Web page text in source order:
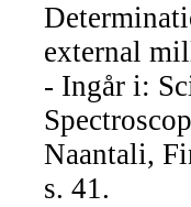
external
- Ingår i:
Naantali,
s. 41.